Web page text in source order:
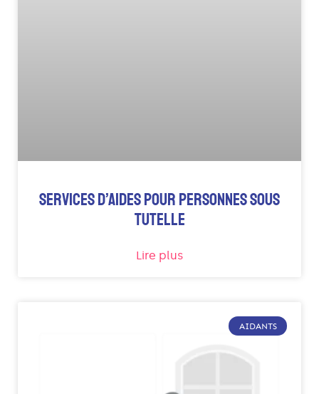
SERVICES D’AIDES POUR PERSONNES SOUS
TUTELLE
Lire plus
AIDANTS